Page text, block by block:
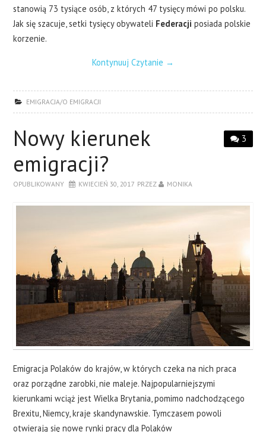
stanowią 73 tysiące osób, z których 47 tysięcy mówi po polsku.
Jak się szacuje, setki tysięcy obywateli Federacji posiada polskie
korzenie.
Kontynuuj Czytanie →
EMIGRACJA/O EMIGRACJI
3
Nowy kierunek
emigracji?
OPUBLIKOWANY KWIECIEŃ 30, 2017 PRZEZ MONIKA
Emigracja Polaków do krajów, w których czeka na nich praca
oraz porządne zarobki, nie maleje. Najpopularniejszymi
kierunkami wciąż jest Wielka Brytania, pomimo nadchodzącego
Brexitu, Niemcy, kraje skandynawskie. Tymczasem powoli
otwierają się nowe rynki pracy dla Polaków